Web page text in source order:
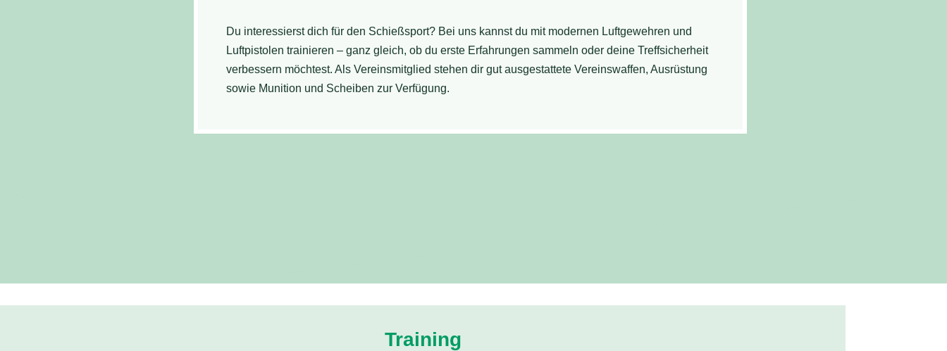
Du interessierst dich für den Schießsport? Bei uns kannst du mit modernen Luftgewehren und
Luftpistolen trainieren – ganz gleich, ob du erste Erfahrungen sammeln oder deine Treffsicherheit
verbessern möchtest. Als Vereinsmitglied stehen dir gut ausgestattete Vereinswaffen, Ausrüstung
sowie Munition und Scheiben zur Verfügung.
Training